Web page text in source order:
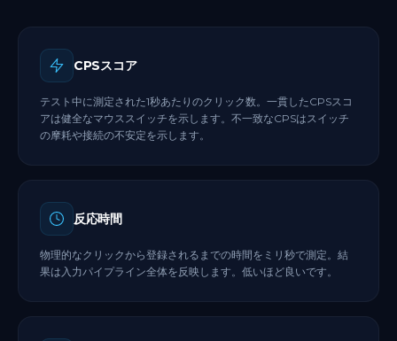
CPSスコア
テスト中に測定された1秒あたりのクリック数。一貫したCPSスコ
アは健全なマウススイッチを示します。不一致なCPSはスイッチ
の摩耗や接続の不安定を示します。
反応時間
物理的なクリックから登録されるまでの時間をミリ秒で測定。結
果は入力パイプライン全体を反映します。低いほど良いです。